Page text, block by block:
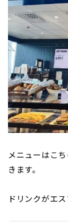
メニューはこ
きます。
ドリンクがエ